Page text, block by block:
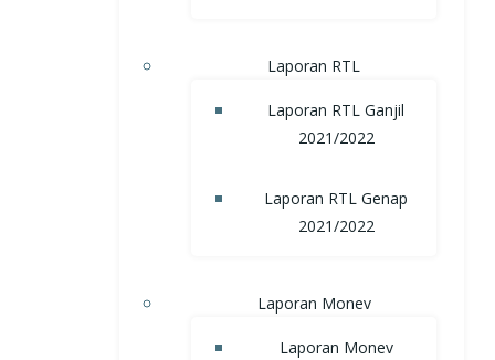
Laporan RTL
Laporan RTL Ganjil
2021/2022
Laporan RTL Genap
2021/2022
Laporan Monev
Laporan Monev